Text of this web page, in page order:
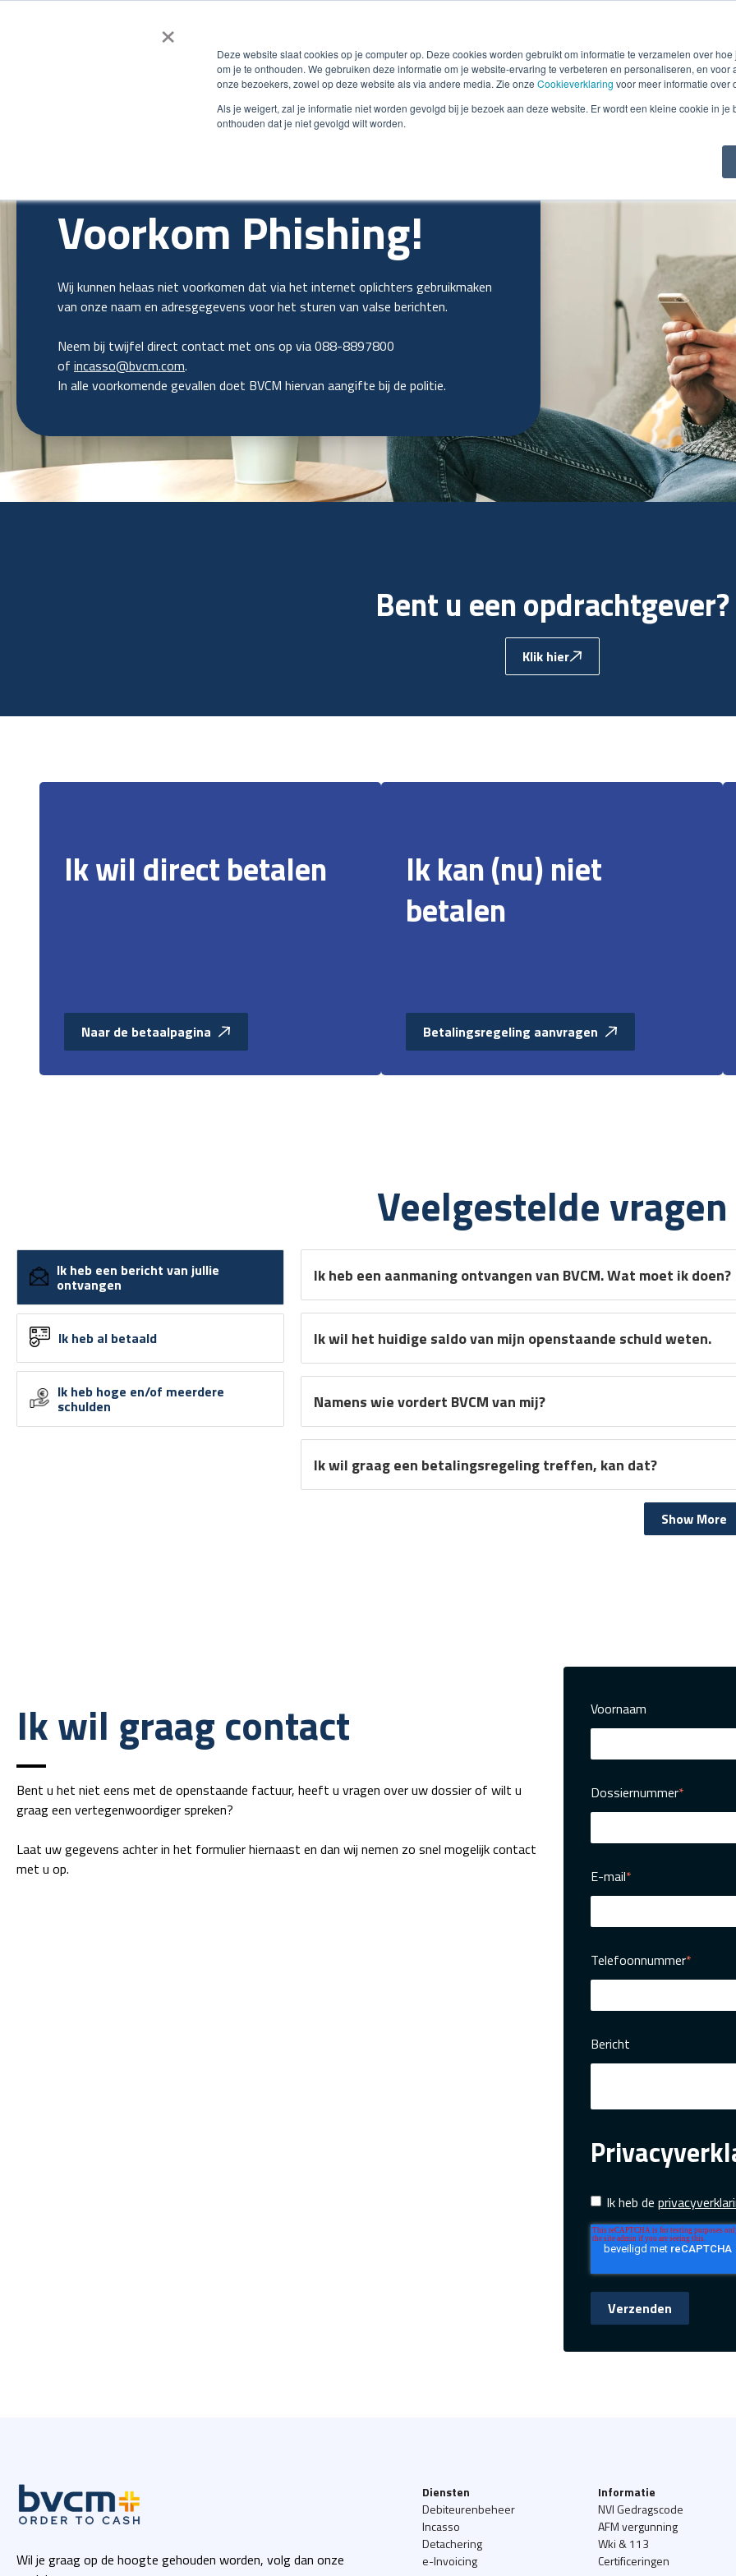
×
Deze website slaat cookies op je computer op. Deze cookies worden gebruikt om informatie te verzamelen over
om je te onthouden. We gebruiken deze informatie om je website-ervaring te verbeteren en personaliseren, en
onze bezoekers, zowel op deze website als via andere media. Zie onze Cookieverklaring voor meer informatie over
Als je weigert, zal je informatie niet worden gevolgd bij je bezoek aan deze website. Er wordt een kleine cookie in je
onthouden dat je niet gevolgd wilt worden.
Smart e-Invoicing Debiteurenbeheer Incasso Detachering
Voorkom Phishing!
Wij kunnen helaas niet voorkomen dat via het internet oplichters gebruikmaken
van onze naam en adresgegevens voor het sturen van valse berichten.
Neem bij twijfel direct contact met ons op via 088-8897800
of incasso@bvcm.com.
In alle voorkomende gevallen doet BVCM hiervan aangifte bij de politie.
Bent u een opdrachtgever?
Klik hier
Ik wil direct betalen
Naar de betaalpagina
Ik kan (nu) niet
betalen
Betalingsregeling aanvragen
Veelgestelde vragen
Ik heb een bericht van jullie
ontvangen
Ik heb al betaald
Ik heb hoge en/of meerdere
schulden
Ik heb een aanmaning ontvangen van BVCM. Wat moet ik doen?
Ik wil het huidige saldo van mijn openstaande schuld weten.
Namens wie vordert BVCM van mij?
Ik wil graag een betalingsregeling treffen, kan dat?
Show More
Ik wil graag contact
Bent u het niet eens met de openstaande factuur, heeft u vragen over uw dossier of wilt u
graag een vertegenwoordiger spreken?
Laat uw gegevens achter in het formulier hiernaast en dan wij nemen zo snel mogelijk contact
met u op.
Voornaam
Dossiernummer*
E-mail*
Telefoonnummer*
Bericht
Ik heb de
Wil je graag op de hoogte gehouden worden, volg dan onze
Diensten
Debiteurenbeheer
Incasso
Detachering
e-Invoicing
Informatie
NVI Gedragscode
AFM vergunning
Wki & 113
Certificeringen